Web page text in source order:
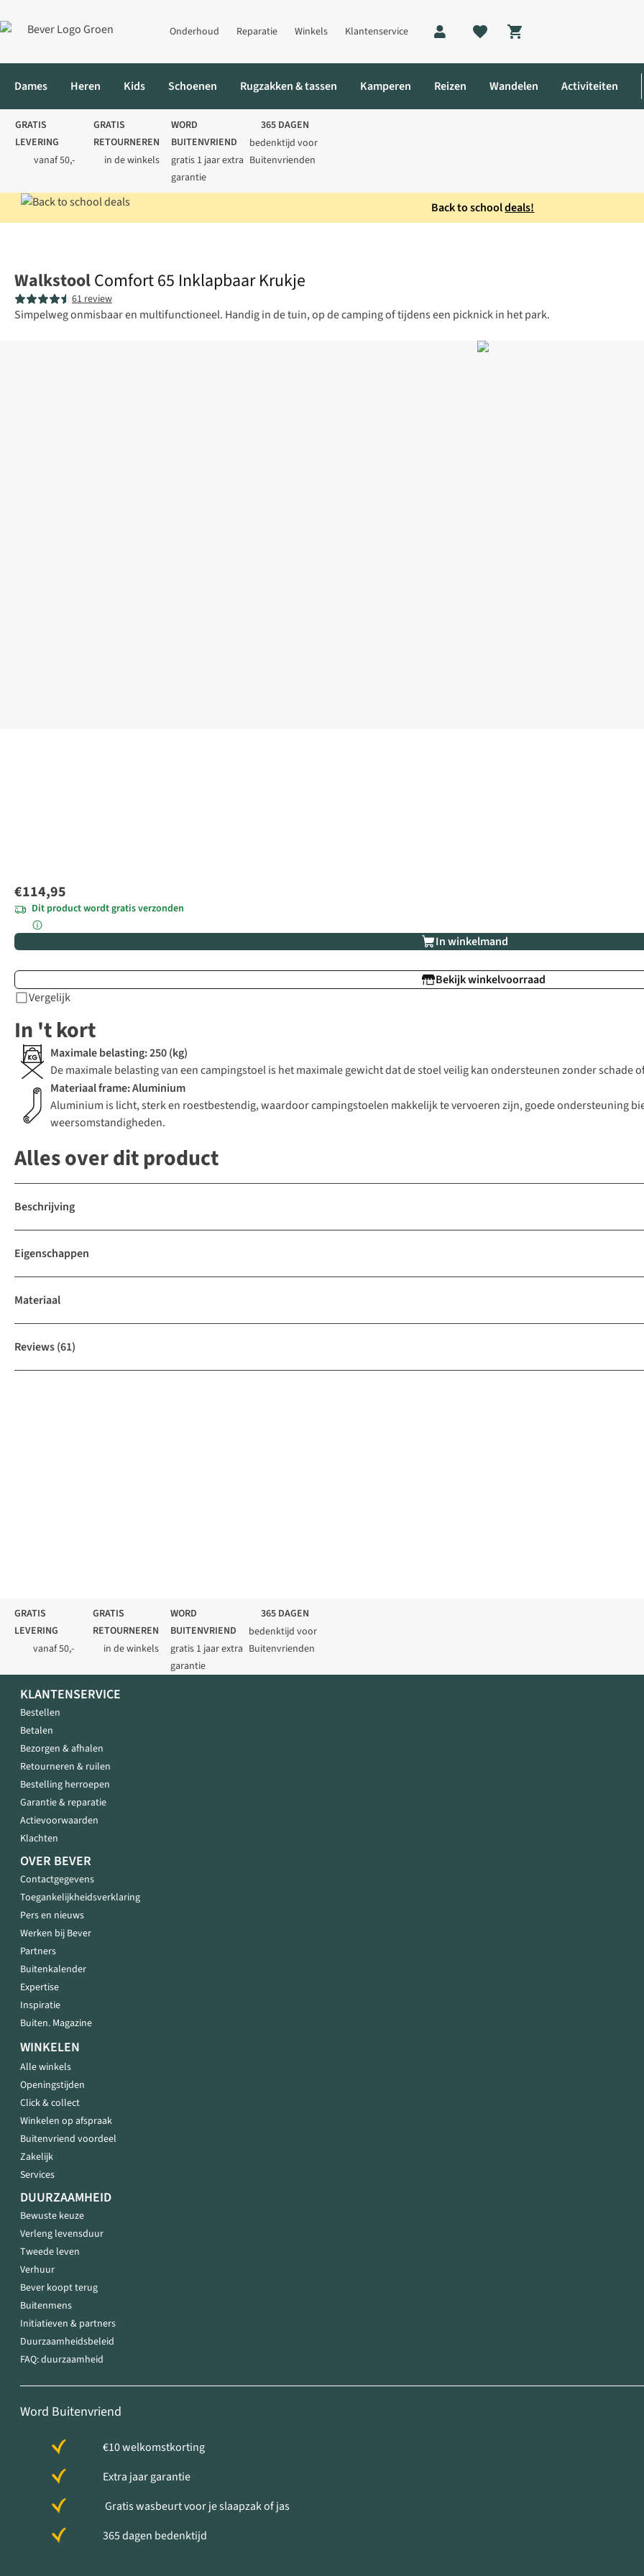
Onderhoud Reparatie Winkels Klantenservice
Shopping cart
Dames Heren Kids Schoenen Rugzakken & tassen Kamperen Reizen Wandelen Activiteiten
GRATIS
LEVERING
vanaf 50,-
GRATIS
RETOURNEREN
in de winkels
WORD
BUITENVRIEND
gratis 1 jaar extra
garantie
365 DAGEN
bedenktijd voor
Buitenvrienden
Back to schooldeals!
WalkstoolComfort 65 Inklapbaar Krukje
61 review
Simpelweg onmisbaar en multifunctioneel. Handig in de tuin, op de camping of tijdens een picknick in het park.
€114,95
Dit product wordt gratis verzonden
In winkelmand
Bekijk winkelvoorraad
Vergelijk
In 't kort
Maximale belasting: 250 (kg)
De maximale belasting van een campingstoel is het maximale gewicht dat de stoel veilig kan ondersteunen zonder schade
Materiaal frame: Aluminium
Aluminium is licht, sterk en roestbestendig, waardoor campingstoelen makkelijk te vervoeren zijn, goede ondersteuning
weersomstandigheden.
Alles over dit product
Beschrijving
Eigenschappen
Materiaal
Reviews(61)
GRATIS
LEVERING
vanaf 50,-
GRATIS
RETOURNEREN
in de winkels
WORD
BUITENVRIEND
gratis 1 jaar extra
garantie
365 DAGEN
bedenktijd voor
Buitenvrienden
KLANTENSERVICE
Bestellen
Betalen
Bezorgen & afhalen
Retourneren & ruilen
Bestelling herroepen
Garantie & reparatie
Actievoorwaarden
Klachten
OVER BEVER
Contactgegevens
Toegankelijkheidsverklaring
Pers en nieuws
Werken bij Bever
Partners
Buitenkalender
Expertise
Inspiratie
Buiten. Magazine
WINKELEN
Alle winkels
Openingstijden
Click & collect
Winkelen op afspraak
Buitenvriend voordeel
Zakelijk
Services
DUURZAAMHEID
Bewuste keuze
Verleng levensduur
Tweede leven
Verhuur
Bever koopt terug
Buitenmens
Initiatieven & partners
Duurzaamheidsbeleid
FAQ: duurzaamheid
Word Buitenvriend
€10 welkomstkorting
Extra jaar garantie
Gratis wasbeurt voor je slaapzak of jas
365 dagen bedenktijd